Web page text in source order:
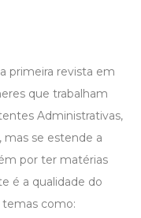
primeira revista em
que trabalham
Administrativas,
mas se estende a
por ter matérias
é a qualidade do
como: